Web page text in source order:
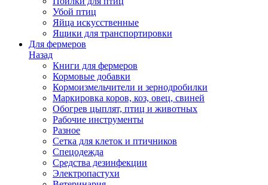
Убой птиц
Яйца искусственные
Ящики для транспортировки
Для фермеров
Назад
Книги для фермеров
Кормовые добавки
Кормоизмельчители и зернодробилки
Маркировка коров, коз, овец, свиней
Обогрев цыплят, птиц и животных
Рабочие инструменты
Разное
Сетка для клеток и птичников
Спецодежда
Средства дезинфекции
Электропастухи